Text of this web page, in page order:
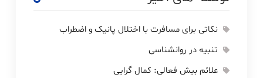
نکاتی برای مسافرت با اختلال پانیک و اضطراب
تنبیه در روانشناسی
علائم بیش فعالی: کمال گرایی